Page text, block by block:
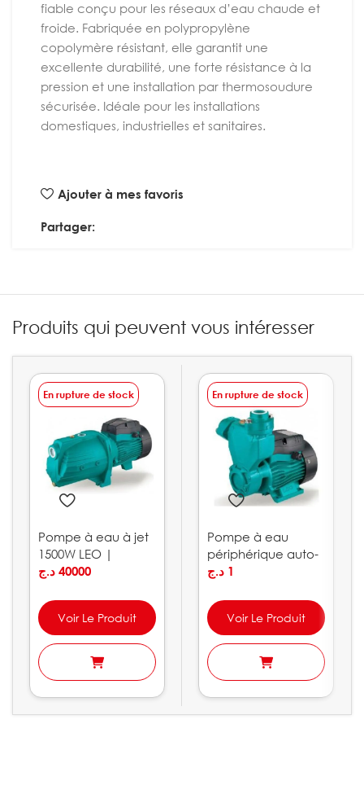
fiable conçu pour les réseaux d’eau chaude et
froide. Fabriquée en polypropylène
copolymère résistant, elle garantit une
excellente durabilité, une forte résistance à la
pression et une installation par thermosoudure
sécurisée. Idéale pour les installations
domestiques, industrielles et sanitaires.
Ajouter à mes favoris
Partager:
Produits qui peuvent vous intéresser
En rupture de stock
Pompe à eau à jet
1500W LEO |
AJm150L
40000 د.ج
Voir Le Produit
En rupture de stock
Pompe à eau
périphérique auto-
amorçante LEO |
1 د.ج
Voir Le Produit